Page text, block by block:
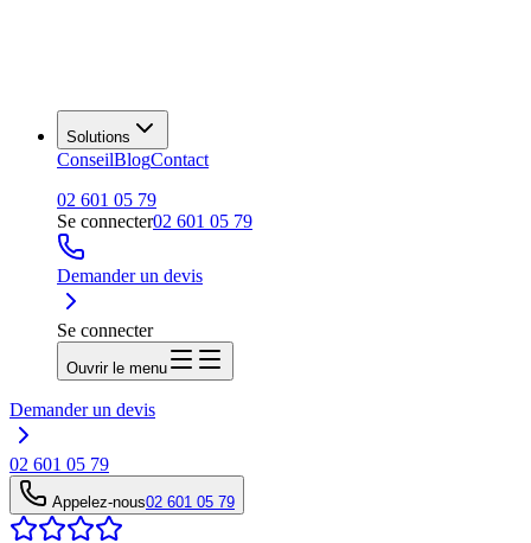
Solutions
ConseilBlogContact
02 601 05 79
Se connecter02 601 05 79
Demander un devis
Se connecter
Ouvrir le menu
Demander un devis
02 601 05 79
Appelez-nous02 601 05 79